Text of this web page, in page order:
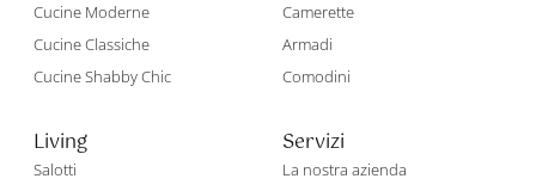
Cucine Moderne
Cucine Classiche
Cucine Shabby Chic
Camerette
Armadi
Comodini
Living
Salotti
Servizi
La nostra azienda